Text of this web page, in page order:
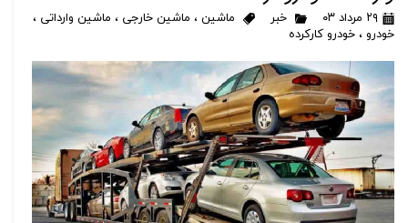
۲۹ مرداد ۰۳ خبر ماشین ، ماشین خارجی ، ماشین وارداتی ،
خودرو ، خودرو کارکرده